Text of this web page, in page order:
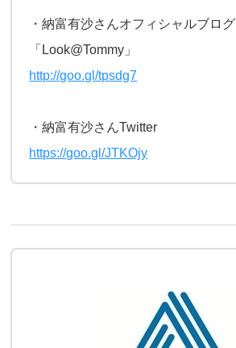
・納富有沙さんオフィシャルブログ
「Look@Tommy」
http://goo.gl/tpsdg7
・納富有沙さんTwitter
https://goo.gl/JTKOjy